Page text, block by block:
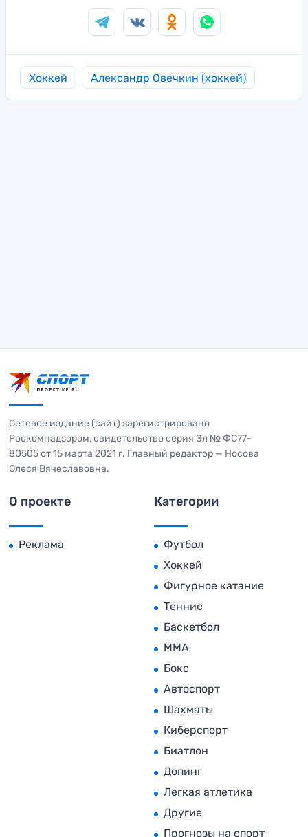
Хоккей Александр Овечкин (хоккей)
Сетевое издание (сайт) зарегистрировано
Роскомнадзором, свидетельство серия Эл № ФС77-
80505 от 15 марта 2021 г. Главный редактор — Носова
Олеся Вячеславовна.
О проекте
Реклама
Категории
Футбол
Хоккей
Фигурное катание
Теннис
Баскетбол
MMA
Бокс
Автоспорт
Шахматы
Киберспорт
Биатлон
Допинг
Легкая атлетика
Другие
Прогнозы на спорт